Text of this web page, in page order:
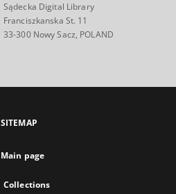
Sądecka Digital Library
Franciszkanska St. 11
33-300 Nowy Sacz, POLAND
SITEMAP
Main page
Collections